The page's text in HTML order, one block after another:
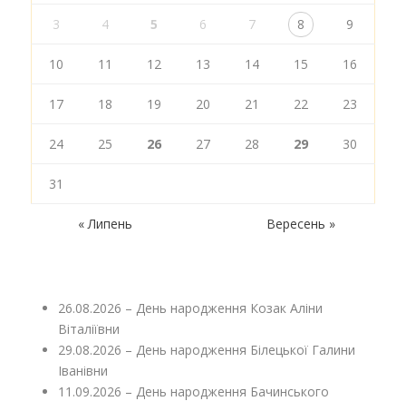
3 4 5 6 7 8 9
10 11 12 13 14 15 16
17 18 19 20 21 22 23
24 25 26 27 28 29 30
31
« Липень Вересень »
26.08.2026 – День народження Козак Аліни
Віталіївни
29.08.2026 – День народження Білецької Галини
Іванівни
11.09.2026 – День народження Бачинського